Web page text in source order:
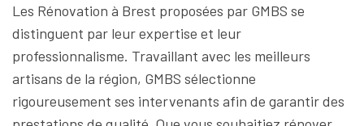
Les Rénovation à Brest proposées par GMBS se
distinguent par leur expertise et leur
professionnalisme. Travaillant avec les meilleurs
artisans de la région, GMBS sélectionne
rigoureusement ses intervenants afin de garantir des